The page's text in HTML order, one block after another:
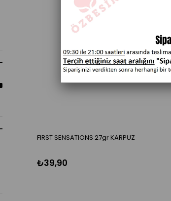
FIRST SENSATIONS 27gr KARPUZ
₺39,90